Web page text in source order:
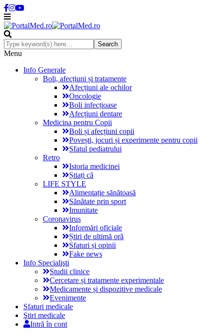
Menu
Info Generale
Boli, afecțiuni și tratamente
Afecțiuni ale ochilor
Oncologie
Boli infecțioase
Afecțiuni dentare
Medicina pentru Copii
Boli și afecțiuni copii
Povești, jocuri și experimente pentru copii
Sfatul pediatrului
Retro
Istoria medicinei
Știați că
LIFE STYLE
Alimentație sănătoasă
Sănătate prin sport
Imunitate
Coronavirus
Informări oficiale
Știri de ultimă oră
Sfaturi și opinii
Fake news
Info Specialişti
Studii clinice
Cercetare și tratamente experimentale
Medicamente și dispozitive medicale
Evenimente
Sfaturi medicale
Ştiri medicale
Intră în cont